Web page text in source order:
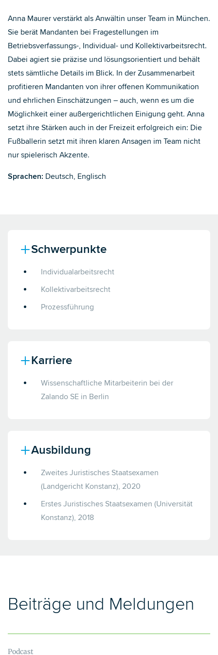
Anna Maurer verstärkt als Anwältin unser Team in München.
Sie berät Mandanten bei Fragestellungen im
Betriebsverfassungs-, Individual- und Kollektivarbeitsrecht.
Dabei agiert sie präzise und lösungsorientiert und behält
stets sämtliche Details im Blick. In der Zusammenarbeit
profitieren Mandanten von ihrer offenen Kommunikation
und ehrlichen Einschätzungen – auch, wenn es um die
Möglichkeit einer außergerichtlichen Einigung geht. Anna
setzt ihre Stärken auch in der Freizeit erfolgreich ein: Die
Fußballerin setzt mit ihren klaren Ansagen im Team nicht
nur spielerisch Akzente.
Sprachen: Deutsch, Englisch
Schwerpunkte
Individualarbeitsrecht
Kollektivarbeitsrecht
Prozessführung
Karriere
Wissenschaftliche Mitarbeiterin bei der
Zalando SE in Berlin
Ausbildung
Zweites Juristisches Staatsexamen
(Landgericht Konstanz), 2020
Erstes Juristisches Staatsexamen (Universität
Konstanz), 2018
Beiträge und Meldungen
Podcast